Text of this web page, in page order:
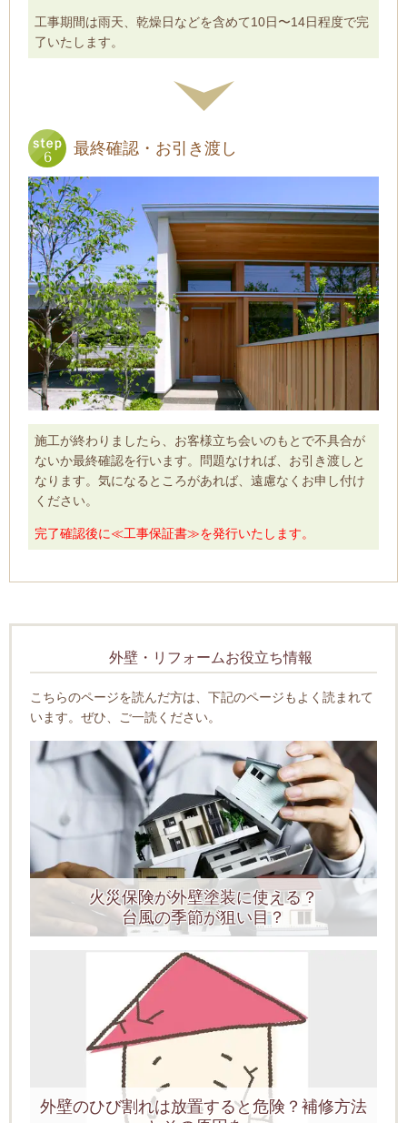
工事期間は雨天、乾燥日などを含めて10日〜14日程度で完
了いたします。
最終確認・お引き渡し
施工が終わりましたら、お客様立ち会いのもとで不具合が
ないか最終確認を行います。問題なければ、お引き渡しと
なります。気になるところがあれば、遠慮なくお申し付け
ください。
完了確認後に≪工事保証書≫を発行いたします。
外壁・リフォームお役立ち情報
こちらのページを読んだ方は、下記のページもよく読まれて
います。ぜひ、ご一読ください。
火災保険が外壁塗装に使える？
台風の季節が狙い目？
外壁のひび割れは放置すると危険？補修方法